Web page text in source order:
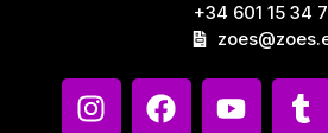
+34 601 15 34